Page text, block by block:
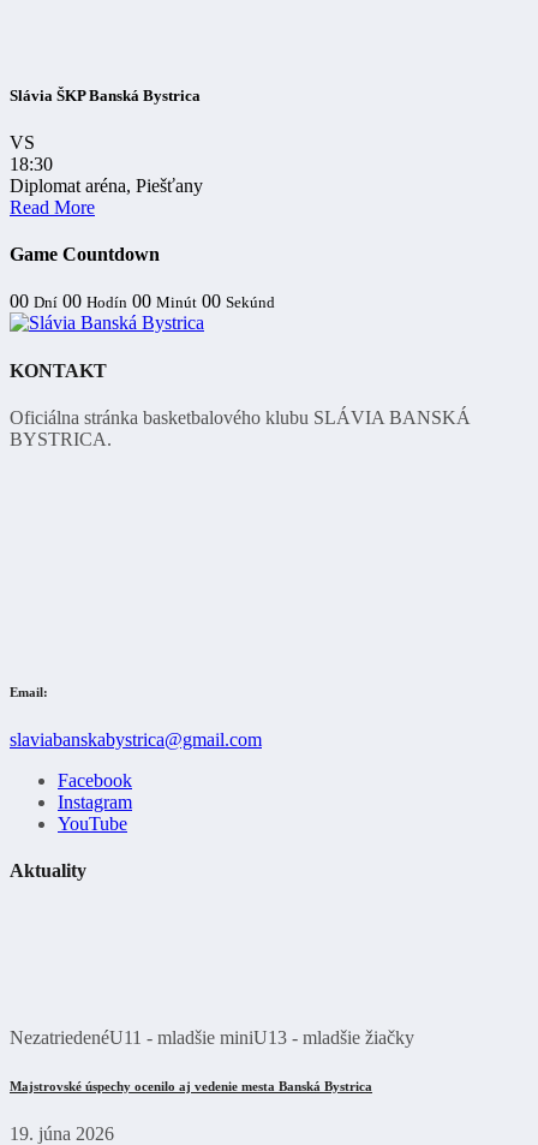
Slávia ŠKP Banská Bystrica
VS
18:30
Diplomat aréna, Piešťany
Read More
Game Countdown
00 Dní 00 Hodín 00 Minút 00 Sekúnd
KONTAKT
Oficiálna stránka basketbalového klubu SLÁVIA BANSKÁ
BYSTRICA.
Email:
slaviabanskabystrica@gmail.com
Facebook
Instagram
YouTube
Aktuality
NezatriedenéU11 - mladšie miniU13 - mladšie žiačky
Majstrovské úspechy ocenilo aj vedenie mesta Banská Bystrica
19. júna 2026